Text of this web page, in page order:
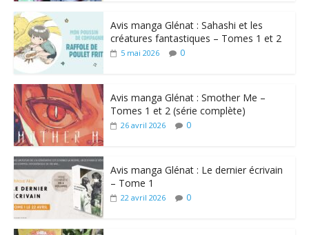
Avis manga Glénat : Sahashi et les
créatures fantastiques – Tomes 1 et 2
5 mai 2026 0
Avis manga Glénat : Smother Me –
Tomes 1 et 2 (série complète)
26 avril 2026 0
Avis manga Glénat : Le dernier écrivain
– Tome 1
22 avril 2026 0